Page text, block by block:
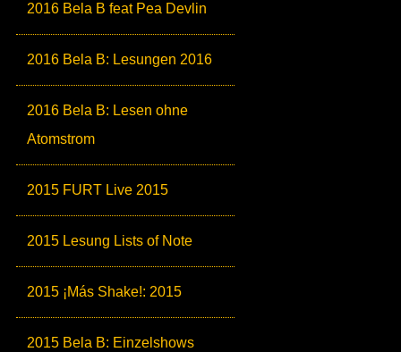
2016 Bela B feat Pea Devlin
2016 Bela B: Lesungen 2016
2016 Bela B: Lesen ohne
Atomstrom
2015 FURT Live 2015
2015 Lesung Lists of Note
2015 ¡Más Shake!: 2015
2015 Bela B: Einzelshows